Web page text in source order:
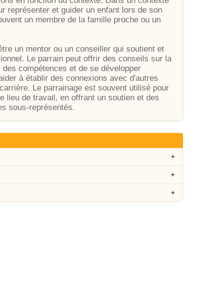
représenter et guider un enfant lors de son
un membre de la famille proche ou un
un mentor ou un conseiller qui soutient et
Le parrain peut offrir des conseils sur la
compétences et de se développer
à établir des connexions avec d'autres
Le parrainage est souvent utilisé pour
lieu de travail, en offrant un soutien et des
sous-représentés.